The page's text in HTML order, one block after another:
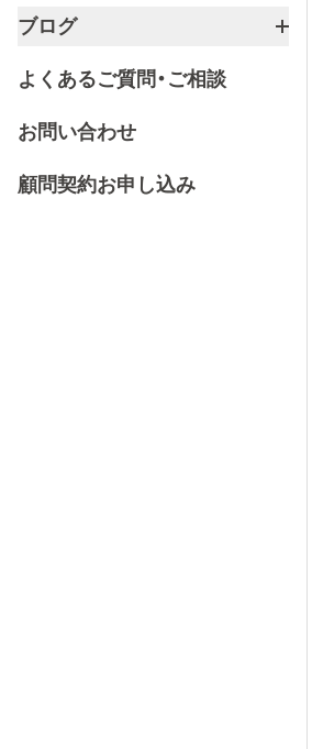
ブログ
よくあるご質問・ご相談
お問い合わせ
顧問契約お申し込み